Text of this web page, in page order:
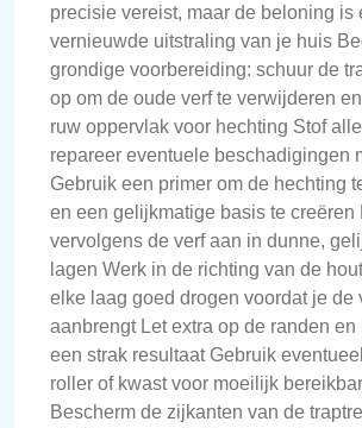
precisie vereist, maar de beloning is
vernieuwde uitstraling van je huis
grondige voorbereiding: schuur de
op om de oude verf te verwijderen
ruw oppervlak voor hechting Stof
repareer eventuele beschadigingen
Gebruik een primer om de hechting
en een gelijkmatige basis te creëren
vervolgens de verf aan in dunne,
lagen Werk in de richting van de
elke laag goed drogen voordat je de
aanbrengt Let extra op de randen
een strak resultaat Gebruik
roller of kwast voor moeilijk
Bescherm de zijkanten van de